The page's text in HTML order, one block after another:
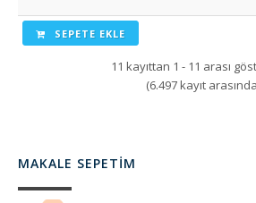
SEPETE EKLE
11 kayıttan 1 - 11 arası
(6.497 kayıt
MAKALE SEPETIM